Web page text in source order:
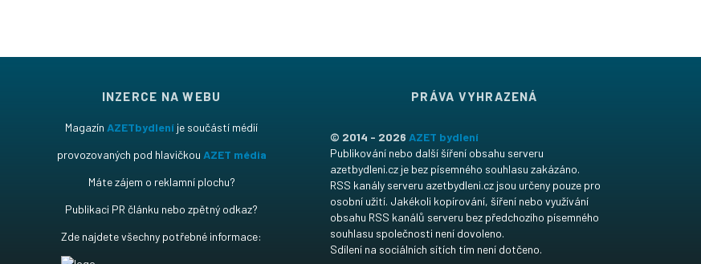
INZERCE NA WEBU
Magazín AZETbydlení je součástí médií
provozovaných pod hlavičkou AZET média
Máte zájem o reklamní plochu?
Publikaci PR článku nebo zpětný odkaz?
Zde najdete všechny potřebné informace:
PRÁVA VYHRAZENÁ
© 2014 - 2026 AZET bydlení
Publikování nebo další šíření obsahu serveru
azetbydleni.cz je bez písemného souhlasu zakázáno.
RSS kanály serveru azetbydleni.cz jsou určeny pouze pro
osobní užití. Jakékoli kopírování, šíření nebo využívání
obsahu RSS kanálů serveru bez předchozího písemného
souhlasu společnosti není dovoleno.
Sdílení na sociálních sítích tím není dotčeno.